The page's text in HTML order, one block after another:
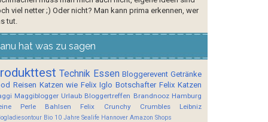
viel netter ;) Oder nicht? Man kann prima erkennen, wer
tut.
hat was zu sagen
Technik Essen Bloggerevent Getränke
Reisen Katzen wie Felix Iglo Botschafter Felix Katzen
Maggiblogger Urlaub Bloggertreffen Brandnooz Hamburg
Perle
Bahlsen Felix Crunchy Crumbles Leibniz
Bio 10 Jahre Sealife Hannover Amazon Shops